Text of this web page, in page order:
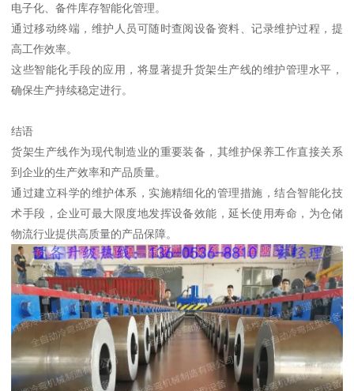
电子化、备件库存智能化管理。
通过移动终端，维护人员可随时查阅设备资料、记录维护过程，提
高工作效率。
这些智能化手段的应用，将显著提升货架生产线的维护管理水平，
确保生产持续稳定进行。
结语
货架生产线作为现代制造业的重要装备，其维护保养工作直接关系
到企业的生产效率和产品质量。
通过建立科学的维护体系，实施精细化的管理措施，结合智能化技
术手段，企业可最大限度地发挥设备效能，延长使用寿命，为仓储
物流行业提供高质量的产品保障。